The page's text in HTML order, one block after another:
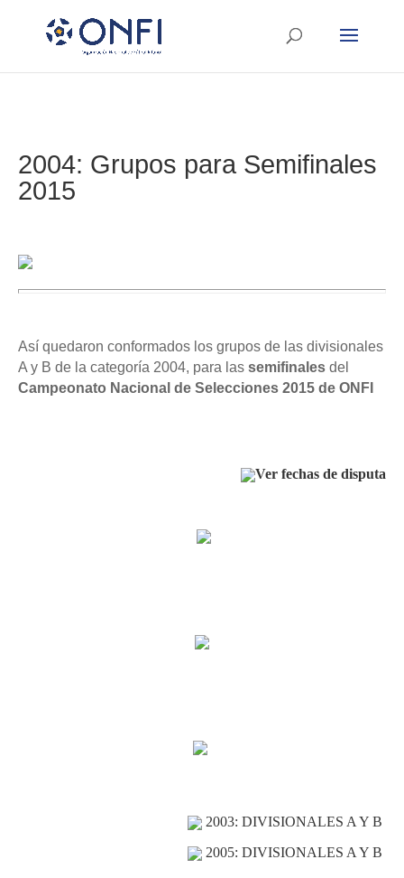
2004: Grupos para Semifinales
2015
Así quedaron conformados los grupos de las divisionales
A y B de la categoría 2004, para las semifinales del
Campeonato Nacional de Selecciones 2015 de ONFI
Ver fechas de disputa
2003: DIVISIONALES A Y B
2005: DIVISIONALES A Y B